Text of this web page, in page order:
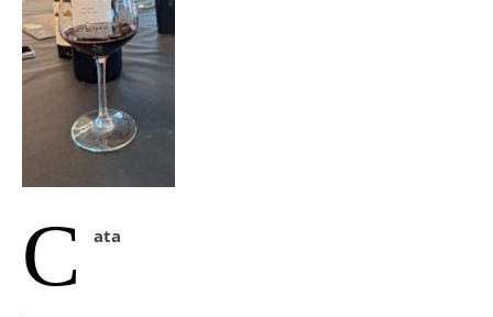
C ata